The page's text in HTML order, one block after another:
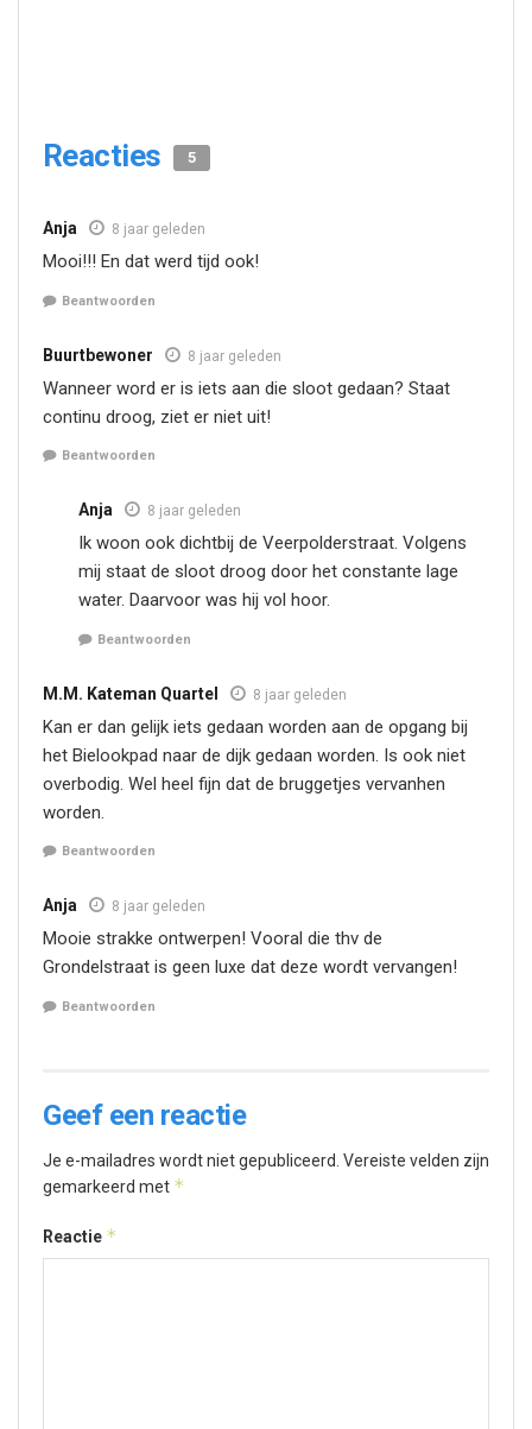
Reacties 5
Anja 8 jaar geleden
Mooi!!! En dat werd tijd ook!
Beantwoorden
Buurtbewoner 8 jaar geleden
Wanneer word er is iets aan die sloot gedaan? Staat
continu droog, ziet er niet uit!
Beantwoorden
Anja 8 jaar geleden
Ik woon ook dichtbij de Veerpolderstraat. Volgens
mij staat de sloot droog door het constante lage
water. Daarvoor was hij vol hoor.
Beantwoorden
M.M. Kateman Quartel 8 jaar geleden
Kan er dan gelijk iets gedaan worden aan de opgang bij
het Bielookpad naar de dijk gedaan worden. Is ook niet
overbodig. Wel heel fijn dat de bruggetjes vervanhen
worden.
Beantwoorden
Anja 8 jaar geleden
Mooie strakke ontwerpen! Vooral die thv de
Grondelstraat is geen luxe dat deze wordt vervangen!
Beantwoorden
Geef een reactie
Je e-mailadres wordt niet gepubliceerd. Vereiste velden zijn
gemarkeerd met *
Reactie *